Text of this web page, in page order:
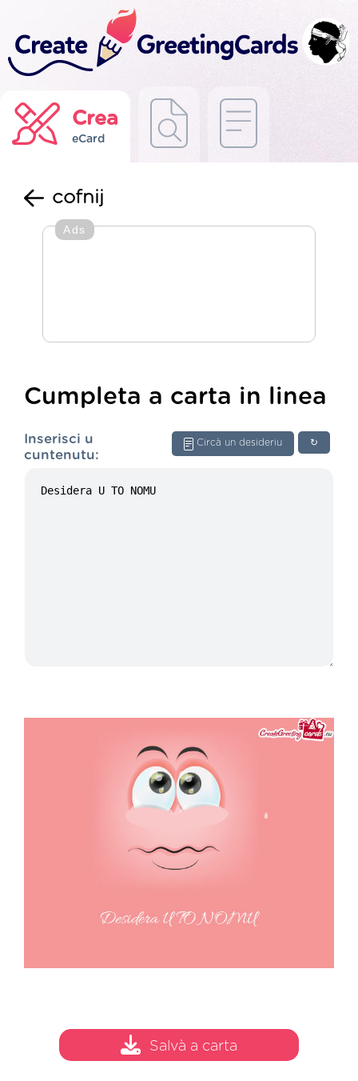
Crea
eCard
cofnij
Ads
Cumpleta a carta in linea
↻
Circà un desideriu
Inserisci u
cuntenutu:
Salvà a carta